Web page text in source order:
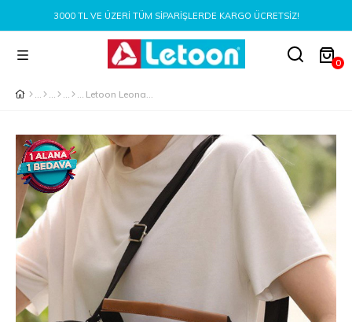
3000 TL VE ÜZERI TÜM SIPARIŞLERDE KARGO ÜCRETSIZ!
0
Letoon Leona-5 Önden Cep Detaylı Siyah Renk Fermuarlı Kol Çantası